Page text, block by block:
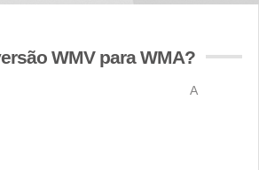
WMV para WMA?
A